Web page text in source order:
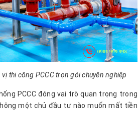
thi công PCCC trọn gói chuyên nghiệp
PCCC đóng vai trò quan trọng trong
một chủ đầu tư nào muốn mất tiền